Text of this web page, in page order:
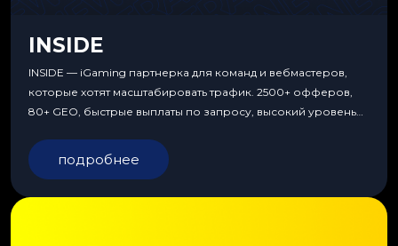
INSIDE
INSIDE — iGaming партнерка для команд и вебмастеров,
которые хотят масштабировать трафик. 2500+ офферов,
80+ GEO, быстрые выплаты по запросу, высокий уровень
подробнее